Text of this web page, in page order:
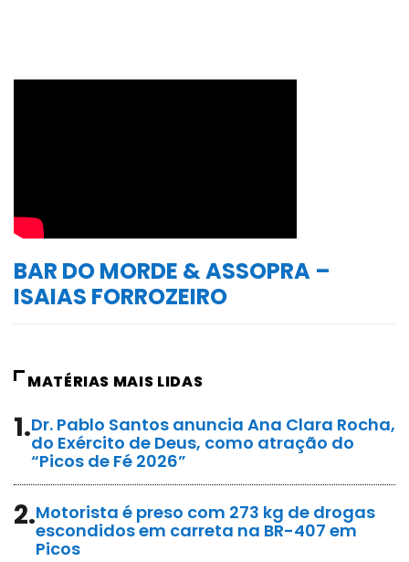
BAR DO MORDE & ASSOPRA –
ISAIAS FORROZEIRO
MATÉRIAS MAIS LIDAS
1.Dr. Pablo Santos anuncia Ana Clara Rocha,
do Exército de Deus, como atração do
“Picos de Fé 2026”
2.Motorista é preso com 273 kg de drogas
escondidos em carreta na BR-407 em
Picos